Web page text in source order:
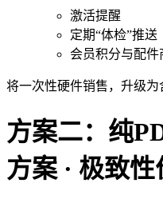
激活提醒
定期“体检”推送
会员积分与配件
将一次性硬件销售，升级为
方案二：纯
方案 · 极致